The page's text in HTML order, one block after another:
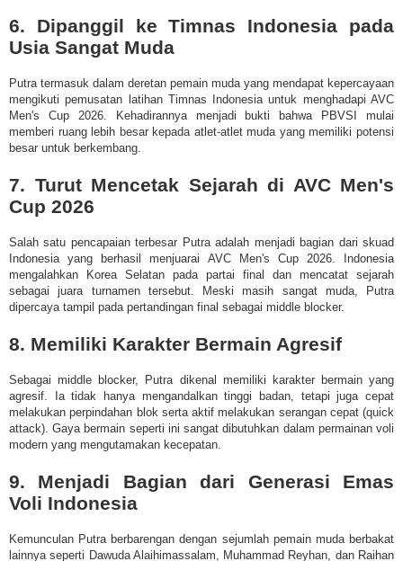
6. Dipanggil ke Timnas Indonesia pada
Usia Sangat Muda
Putra termasuk dalam deretan pemain muda yang mendapat kepercayaan
mengikuti pemusatan latihan Timnas Indonesia untuk menghadapi AVC
Men's Cup 2026. Kehadirannya menjadi bukti bahwa PBVSI mulai
memberi ruang lebih besar kepada atlet-atlet muda yang memiliki potensi
besar untuk berkembang.
7. Turut Mencetak Sejarah di AVC Men's
Cup 2026
Salah satu pencapaian terbesar Putra adalah menjadi bagian dari skuad
Indonesia yang berhasil menjuarai AVC Men's Cup 2026. Indonesia
mengalahkan Korea Selatan pada partai final dan mencatat sejarah
sebagai juara turnamen tersebut. Meski masih sangat muda, Putra
dipercaya tampil pada pertandingan final sebagai middle blocker.
8. Memiliki Karakter Bermain Agresif
Sebagai middle blocker, Putra dikenal memiliki karakter bermain yang
agresif. Ia tidak hanya mengandalkan tinggi badan, tetapi juga cepat
melakukan perpindahan blok serta aktif melakukan serangan cepat (quick
attack). Gaya bermain seperti ini sangat dibutuhkan dalam permainan voli
modern yang mengutamakan kecepatan.
9. Menjadi Bagian dari Generasi Emas
Voli Indonesia
Kemunculan Putra berbarengan dengan sejumlah pemain muda berbakat
lainnya seperti Dawuda Alaihimassalam, Muhammad Reyhan, dan Raihan